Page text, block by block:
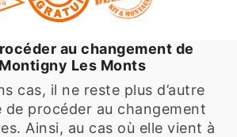
au changement de
Les Monts
cas, il ne reste plus d’autre
de procéder au changement
Ainsi, au cas où elle vient à